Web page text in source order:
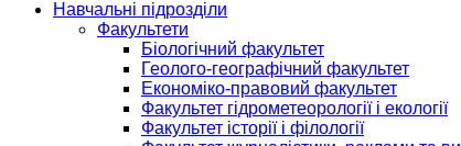
Навчальні підрозділи
Факультети
Біологічний факультет
Геолого-географічний факультет
Економіко-правовий факультет
Факультет гідрометеорології і екології
Факультет історії і філології